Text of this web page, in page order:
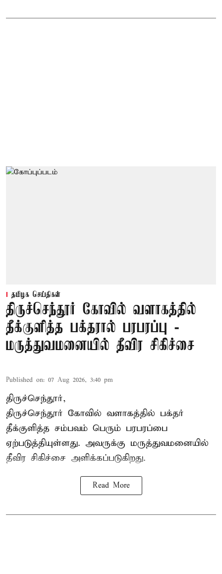
தமிழக செய்திகள்
திருச்செந்தூர் கோவில் வளாகத்தில்
தீக்குளித்த பக்தரால் பரபரப்பு -
மருத்துவமனையில் தீவிர சிகிச்சை
Published on: 07 Aug 2026, 3:40 pm
திருச்செந்தூர்,
திருச்செந்தூர் கோவில் வளாகத்தில் பக்தர்
தீக்குளித்த சம்பவம் பெரும் பரபரப்பை
ஏற்படுத்தியுள்ளது. அவருக்கு மருத்துவமனையில்
தீவிர சிகிச்சை அளிக்கப்படுகிறது.
Read More